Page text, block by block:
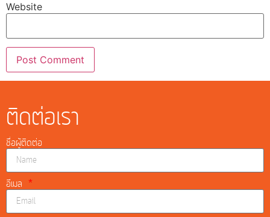
Website
ติดต่อเรา
ชื่อผู้ติดต่อ
อีเมล